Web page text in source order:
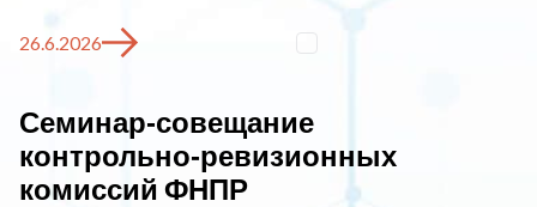
26.6.2026
Семинар‑совещание
контрольно‑ревизионных
комиссий ФНПР